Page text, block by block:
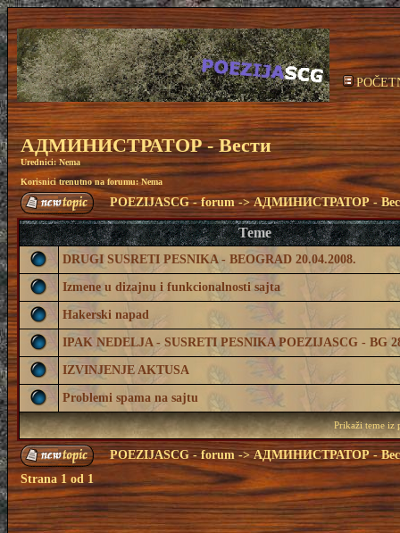
АДМИНИСТРАТОР - Вести
Urednici: Nema
Korisnici trenutno na forumu: Nema
POEZIJASCG - forum->АДМИНИСТРАТОР -
Teme
DRUGI SUSRETI PESNIKA - BEOGRAD 20.04.2008.
Izmene u dizajnu i funkcionalnosti sajta
Hakerski napad
IPAK NEDELJA - SUSRETI PESNIKA POEZIJASCG - BG
IZVINJENJE AKTUSA
Problemi spama na sajtu
Prikaži teme iz
POEZIJASCG - forum ->АДМИНИСТРАТОР -
Strana 1od1